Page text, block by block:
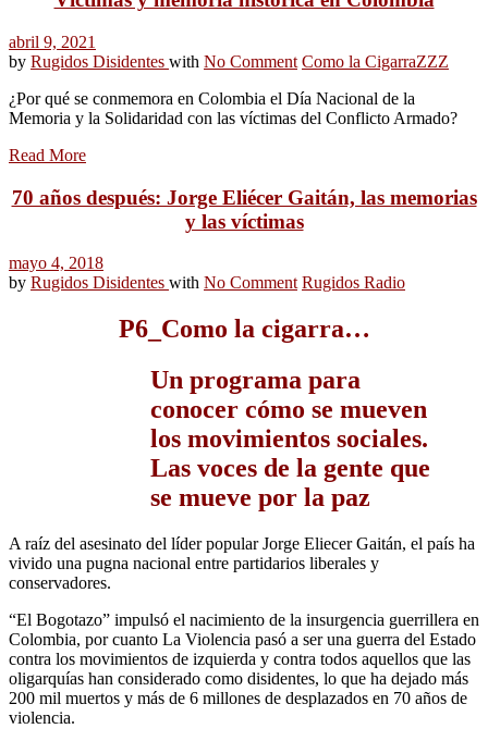
abril 9, 2021
by Rugidos Disidentes with No Comment Como la CigarraZZZ
¿Por qué se conmemora en Colombia el Día Nacional de la
Memoria y la Solidaridad con las víctimas del Conflicto Armado?
Read More
70 años después: Jorge Eliécer Gaitán, las memorias
y las víctimas
mayo 4, 2018
by Rugidos Disidentes with No Comment Rugidos Radio
P6_Como la cigarra…
Un programa para
conocer cómo se mueven
los movimientos sociales.
Las voces de la gente que
se mueve por la paz
A raíz del asesinato del líder popular Jorge Eliecer Gaitán, el país ha
vivido una pugna nacional entre partidarios liberales y
conservadores.
“El Bogotazo” impulsó el nacimiento de la insurgencia guerrillera en
Colombia, por cuanto La Violencia pasó a ser una guerra del Estado
contra los movimientos de izquierda y contra todos aquellos que las
oligarquías han considerado como disidentes, lo que ha dejado más
200 mil muertos y más de 6 millones de desplazados en 70 años de
violencia.